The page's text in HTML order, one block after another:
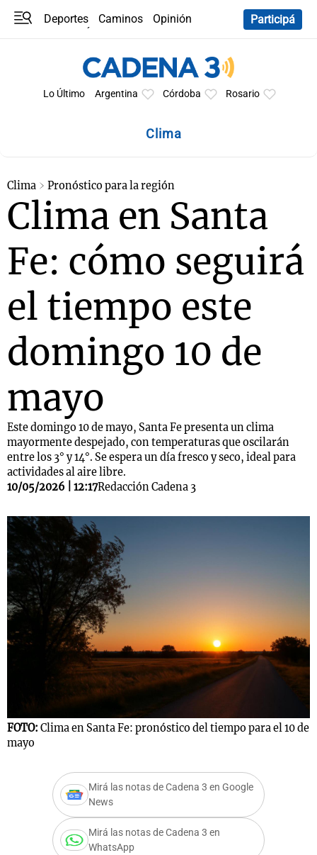
Deportes Caminos
Opinión
Participá
Lo Último Argentina Córdoba Rosario
Clima
Clima Pronóstico para la región
Clima en Santa
Fe: cómo seguirá
el tiempo este
domingo 10 de
mayo
Este domingo 10 de mayo, Santa Fe presenta un clima
mayormente despejado, con temperaturas que oscilarán
entre los 3° y 14°. Se espera un día fresco y seco, ideal para
actividades al aire libre.
10/05/2026 | 12:17Redacción Cadena 3
FOTO: Clima en Santa Fe: pronóstico del tiempo para el 10 de
mayo
Mirá las notas de Cadena 3 en Google
News
Mirá las notas de Cadena 3 en
WhatsApp
Notas
La Sole en